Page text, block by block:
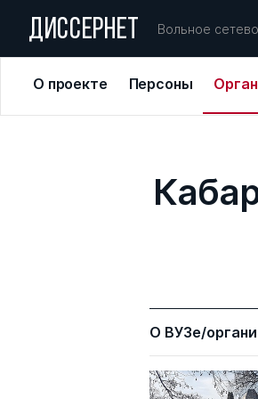
ДИССЕРНЕТ Вольное
О проекте Персоны
О ВУЗе/